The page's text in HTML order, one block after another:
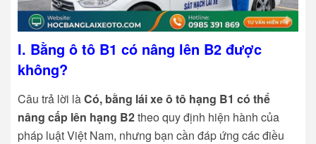
I. Bằng ô tô B1 có nâng lên B2 được
không?
Câu trả lời làCó, bằng lái xe ô tô hạng B1 có thể
nâng cấp lên hạng B2theo quy định hiện hành của
pháp luật Việt Nam, nhưng bạn cần đáp ứng các điều